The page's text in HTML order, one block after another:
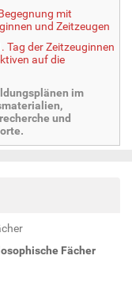
mit
und Zeitzeugen
Tag der Zeitzeuginnen
auf die
im
und
Fächer